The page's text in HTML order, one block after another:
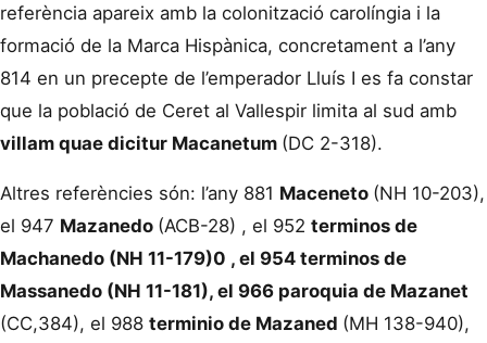
referència apareix amb la colonització carolíngia i la
formació de la Marca Hispànica, concretament a l’any
814 en un precepte de l’emperador Lluís I es fa constar
que la població de Ceret al Vallespir limita al sud amb
villam quae dicitur Macanetum (DC 2-318).
Altres referències són: l’any 881 Maceneto (NH 10-203),
el 947 Mazanedo (ACB-28) , el 952 terminos de
Machanedo (NH 11-179)0 , el 954 terminos de
Massanedo (NH 11-181), el 966 paroquia de Mazanet
(CC,384), el 988 terminio de Mazaned (MH 138-940),